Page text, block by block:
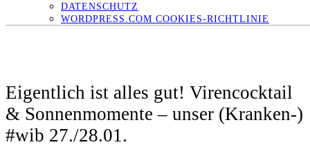
DATENSCHUTZ
WORDPRESS.COM COOKIES-RICHTLINIE
Eigentlich ist alles gut! Virencocktail
& Sonnenmomente – unser (Kranken-)
#wib 27./28.01.